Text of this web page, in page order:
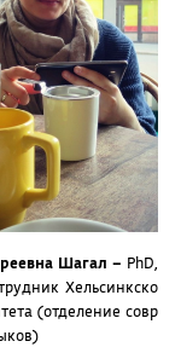
Шагал – PhD,
Хельсинкско
(отделение совр